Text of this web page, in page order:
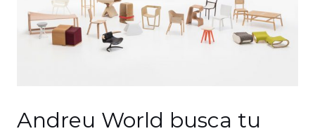
Andreu World busca tu